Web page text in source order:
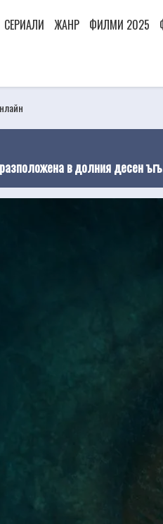
СЕРИАЛИ ЖАНР ФИЛМИ 2025
в долния десен